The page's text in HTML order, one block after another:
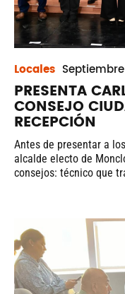
Locales Septiembre
PRESENTA
CONSEJO
RECEPCIÓN
Antes de presentar a
alcalde electo de
consejos: técnico que